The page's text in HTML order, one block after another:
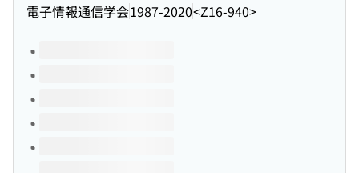
電子情報通信学会1987-2020<Z16-940>
Volumes of this title